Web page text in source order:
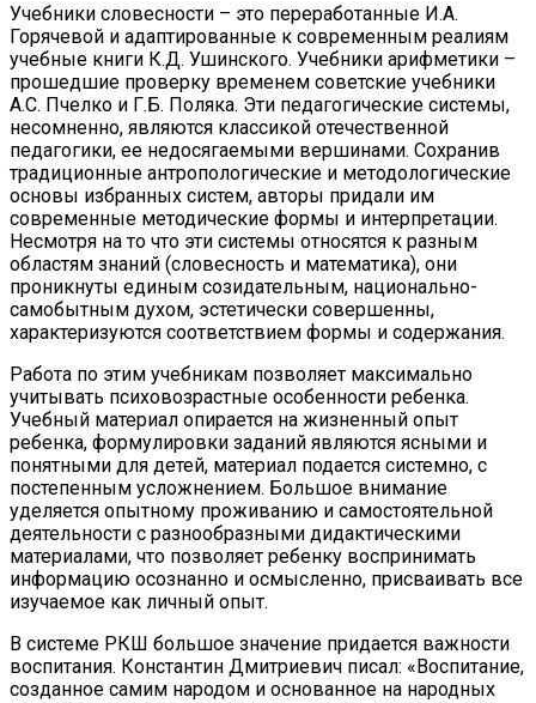
Учебники словесности – это переработанные И.А.
Горячевой и адаптированные к современным реалиям
учебные книги К.Д. Ушинского. Учебники арифметики –
прошедшие проверку временем советские учебники
А.С. Пчелко и Г.Б. Поляка. Эти педагогические системы,
несомненно, являются классикой отечественной
педагогики, ее недосягаемыми вершинами. Сохранив
традиционные антропологические и методологические
основы избранных систем, авторы придали им
современные методические формы и интерпретации.
Несмотря на то что эти системы относятся к разным
областям знаний (словесность и математика), они
проникнуты единым созидательным, национально-
самобытным духом, эстетически совершенны,
характеризуются соответствием формы и содержания.
Работа по этим учебникам позволяет максимально
учитывать психовозрастные особенности ребенка.
Учебный материал опирается на жизненный опыт
ребенка, формулировки заданий являются ясными и
понятными для детей, материал подается системно, с
постепенным усложнением. Большое внимание
уделяется опытному проживанию и самостоятельной
деятельности с разнообразными дидактическими
материалами, что позволяет ребенку воспринимать
информацию осознанно и осмысленно, присваивать все
изучаемое как личный опыт.
В системе РКШ большое значение придается важности
воспитания. Константин Дмитриевич писал: «Воспитание,
созданное самим народом и основанное на народных